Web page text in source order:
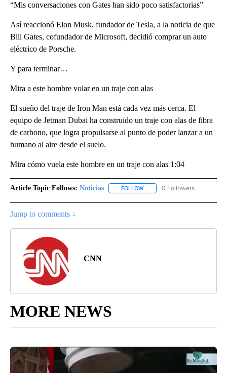
“Mis conversaciones con Gates han sido poco satisfactorias”
Así reaccionó Elon Musk, fundador de Tesla, a la noticia de que
Bill Gates, cofundador de Microsoft, decidió comprar un auto
eléctrico de Porsche.
Y para terminar…
Mira a este hombre volar en un traje con alas
El sueño del traje de Iron Man está cada vez más cerca. El
equipo de Jetman Dubai ha construido un traje con alas de fibra
de carbono, que logra propulsarse al punto de poder lanzar a un
humano al aire desde el suelo.
Mira cómo vuela este hombre en un traje con alas 1:04
Article Topic Follows: Noticias FOLLOW FOLLOW "NOTICIAS" TO
0 Followers
Jump to comments ↓
CNN
MORE NEWS